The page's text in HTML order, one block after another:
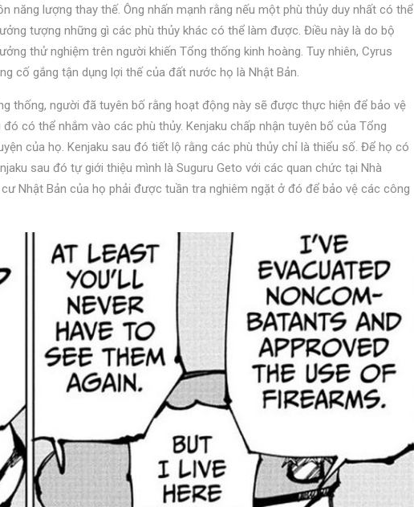
năng lượng thay thế. Ông nhấn mạnh rằng nếu một phù thủy duy nhất có thể
tượng những gì các phù thủy khác có thể làm được. Điều này là do bộ
thử nghiệm trên người khiến Tổng thống kinh hoàng. Tuy nhiên, Cyrus
cố gắng tận dụng lợi thế của đất nước họ là Nhật Bản.
thống, người đã tuyên bố rằng hoạt động này sẽ được thực hiện để bảo vệ
có thể nhắm vào các phù thủy. Kenjaku chấp nhận tuyên bố của Tổng
của họ. Kenjaku sau đó tiết lộ rằng các phù thủy chỉ là thiểu số. Để họ có
sau đó tự giới thiệu mình là Suguru Geto với các quan chức tại Nhà
Nhật Bản của họ phải được tuần tra nghiêm ngặt ở đó để bảo vệ các công